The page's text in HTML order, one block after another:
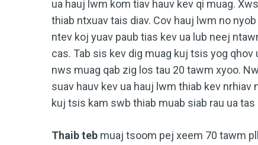
ua hauj lwm kom tiav hauv kev qi muag.
thiab ntxuav tais diav. Cov hauj lwm no
ntev koj yuav paub tias kev ua lub neej
cas. Tab sis kev dig muag kuj tsis yog
nws muag qab zig los tau 20 tawm xyoo.
suav hauv kev ua hauj lwm thiab kev
kuj tsis kam swb thiab muab siab rau ua tas
Thaib teb muaj tsoom pej xeem 70 tawm